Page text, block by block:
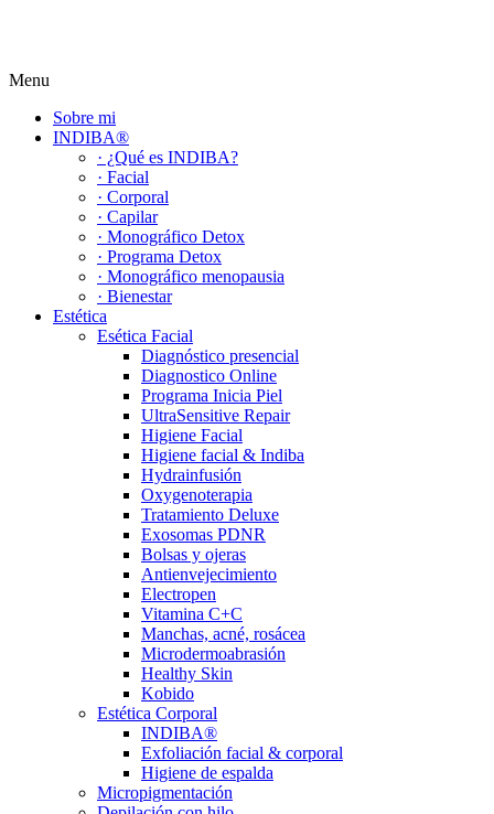
Menu
Sobre mi
INDIBA®
· ¿Qué es INDIBA?
· Facial
· Corporal
· Capilar
· Monográfico Detox
· Programa Detox
· Monográfico menopausia
· Bienestar
Estética
Esética Facial
Diagnóstico presencial
Diagnostico Online
Programa Inicia Piel
UltraSensitive Repair
Higiene Facial
Higiene facial & Indiba
Hydrainfusión
Oxygenoterapia
Tratamiento Deluxe
Exosomas PDNR
Bolsas y ojeras
Antienvejecimiento
Electropen
Vitamina C+C
Manchas, acné, rosácea
Microdermoabrasión
Healthy Skin
Kobido
Estética Corporal
INDIBA®
Exfoliación facial & corporal
Higiene de espalda
Micropigmentación